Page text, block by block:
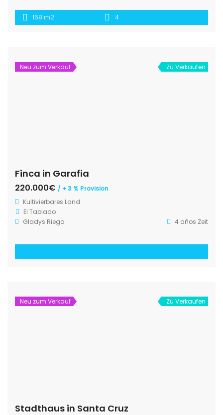
168 m2 4
Neu zum Verkauf Zu Verkaufen
Finca in Garafia
220.000€ / + 3 % Provision
Kultivierbares Land
El Tablado
Gladys Riego
4 años Zeit
Neu zum Verkauf Zu Verkaufen
Stadthaus in Santa Cruz